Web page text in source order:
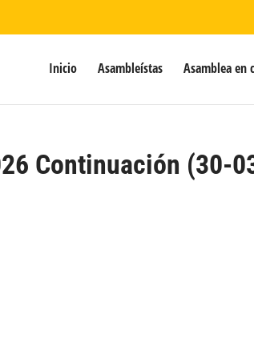
Inicio Asambleístas Asamblea en
Continuación (30-